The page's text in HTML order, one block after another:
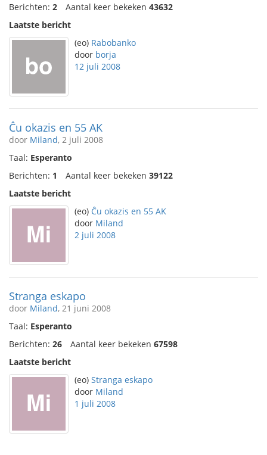
Berichten: 2 Aantal keer bekeken 43632
Laatste bericht
(eo) Rabobanko
door borja
12 juli 2008
Ĉu okazis en 55 AK
door Miland, 2 juli 2008
Taal: Esperanto
Berichten: 1 Aantal keer bekeken 39122
Laatste bericht
(eo) Ĉu okazis en 55 AK
door Miland
2 juli 2008
Stranga eskapo
door Miland, 21 juni 2008
Taal: Esperanto
Berichten: 26 Aantal keer bekeken 67598
Laatste bericht
(eo) Stranga eskapo
door Miland
1 juli 2008